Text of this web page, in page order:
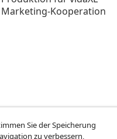
Marketing-Kooperation
Sie der Speicherung
zu verbessern,